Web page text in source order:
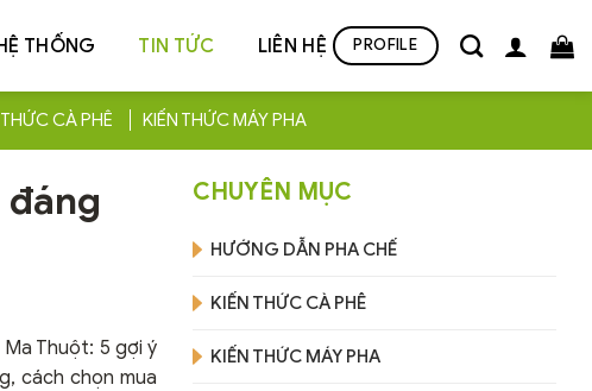
THỐNG TIN TỨC LIÊN HỆ PROFILE
CÀ PHÊ KIẾN THỨC MÁY PHA
Thuột: 5 gợi ý
cách chọn mua
CHUYÊN MỤC
HƯỚNG DẪN PHA CHẾ
KIẾN THỨC CÀ PHÊ
KIẾN THỨC MÁY PHA